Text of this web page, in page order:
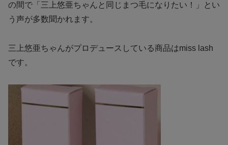
の間で「三上悠亜ちゃんと同じまつ毛になりたい！」とい
う声が多数聞かれます。
三上悠亜ちゃんがプロデュースしている商品はmiss lash
です。